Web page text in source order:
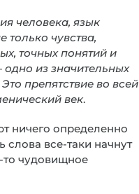
человека, язык
только чувства,
точных понятий и
из значительных
препятствие во всей
век.
ничего определенно
все-таки начнут
то чудовищное